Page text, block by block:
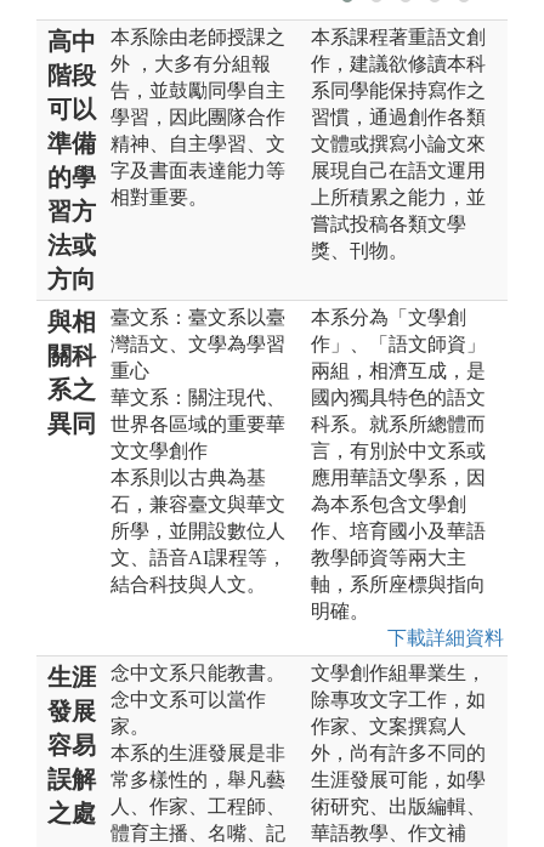
高中
階段
可以
準備
的學
習方
法或
方向
本系除由老師授課之
外 ，大多有分組報
告，並鼓勵同學自主
學習，因此團隊合作
精神、自主學習、文
字及書面表達能力等
相對重要。
本系課程著重語文創
作，建議欲修讀本科
系同學能保持寫作之
習慣，通過創作各類
文體或撰寫小論文來
展現自己在語文運用
上所積累之能力，並
嘗試投稿各類文學
獎、刊物。
與相
關科
系之
異同
臺文系：臺文系以臺
灣語文、文學為學習
重心
華文系：關注現代、
世界各區域的重要華
文文學創作
本系則以古典為基
石，兼容臺文與華文
所學，並開設數位人
文、語音AI課程等，
結合科技與人文。
本系分為「文學創
作」、「語文師資」
兩組，相濟互成，是
國內獨具特色的語文
科系。就系所總體而
言，有別於中文系或
應用華語文學系，因
為本系包含文學創
作、培育國小及華語
教學師資等兩大主
軸，系所座標與指向
明確。
下載詳細資料
生涯
發展
容易
誤解
之處
念中文系只能教書。
念中文系可以當作
家。
本系的生涯發展是非
常多樣性的，舉凡藝
人、作家、工程師、
體育主播、名嘴、記
文學創作組畢業生，
除專攻文字工作，如
作家、文案撰寫人
外，尚有許多不同的
生涯發展可能，如學
術研究、出版編輯、
華語教學、作文補